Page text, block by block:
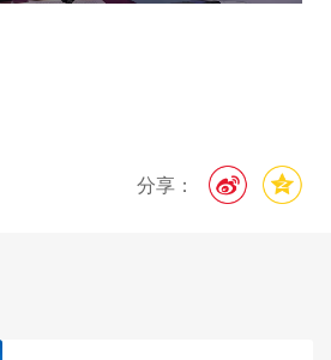
分享：